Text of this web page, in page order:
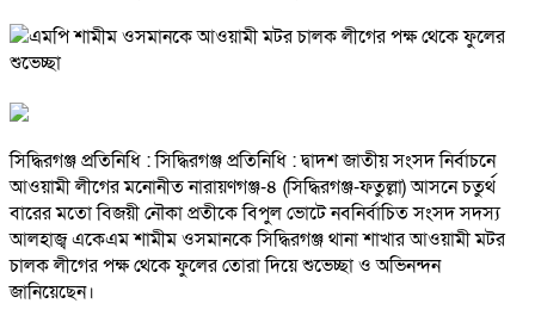
সিদ্ধিরগঞ্জ প্রতিনিধি : সিদ্ধিরগঞ্জ প্রতিনিধি : দ্বাদশ জাতীয় সংসদ নির্বাচনে
আওয়ামী লীগের মনোনীত নারায়ণগঞ্জ-৪ (সিদ্ধিরগঞ্জ-ফতুল্লা) আসনে চতুর্থ
বারের মতো বিজয়ী নৌকা প্রতীকে বিপুল ভোটে নবনির্বাচিত সংসদ সদস্য
আলহাজ্ব একেএম শামীম ওসমানকে সিদ্ধিরগঞ্জ থানা শাখার আওয়ামী মটর
চালক লীগের পক্ষ থেকে ফুলের তোরা দিয়ে শুভেচ্ছা ও অভিনন্দন
জানিয়েছেন।